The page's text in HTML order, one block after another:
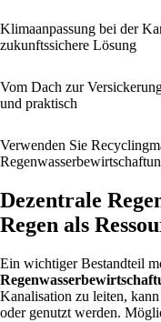
Klimaanpassung bei der
zukunftssichere Lösung
Vom Dach zur
und praktisch
Verwenden Sie
Dezentrale
Regen als
Ein wichtiger Bestandteil
Kanalisation zu leiten,
oder genutzt werden.